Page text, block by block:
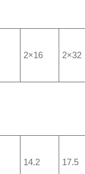
2×16 2×32
14.2 17.5